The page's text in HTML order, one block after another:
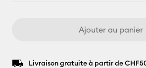
Ajouter au panier
Livraison gratuite à partir de